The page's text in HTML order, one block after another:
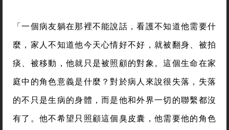
「一個病友躺在那裡不能說話，看護不知道他需要什
麼，家人不知道他今天心情好不好，就被翻身、被拍
痰、被移動，他就只是被照顧的對象。這個生命在家
庭中的角色意義是什麼？對於病人來說很失落，失落
的不只是生病的身體，而是他和外界一切的聯繫都沒
有了。他不希望只照顧這個臭皮囊，他需要他的角色